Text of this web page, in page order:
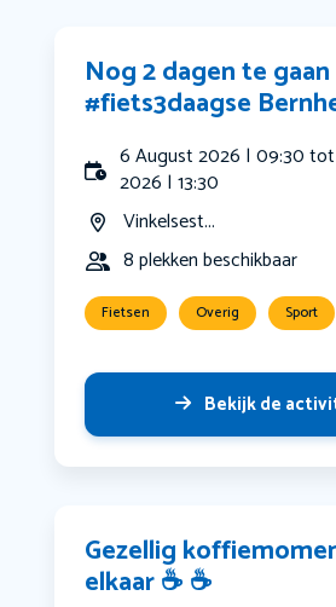
Nog 2 dagen te gaan
#fiets3daagse
6 August 2026 | 09:30
2026 | 13:30
Vinkelsest...
8 plekken beschikbaar
Fietsen Overig Sport
Bekijk de
Gezellig
elkaar ☕️ ☕️